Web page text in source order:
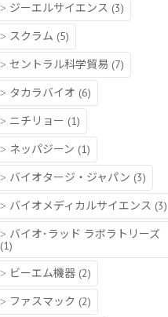
ジーエルサイエンス (3)
スクラム (5)
セントラル科学貿易 (7)
タカラバイオ (6)
ニチリョー (1)
ネッパジーン (1)
バイオタージ・ジャパン (3)
バイオメディカルサイエンス (3)
バイオ･ラッド ラボラトリーズ
(1)
ビーエム機器 (2)
ファスマック (2)